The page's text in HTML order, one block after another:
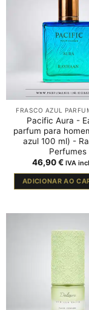
FRASCO AZUL
Pacific Aura -
parfum para
azul 100 ml) -
Perfumes
46,90€ IVA
ADICIONAR AO